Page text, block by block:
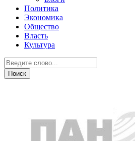
Политика
Экономика
Общество
Власть
Культура